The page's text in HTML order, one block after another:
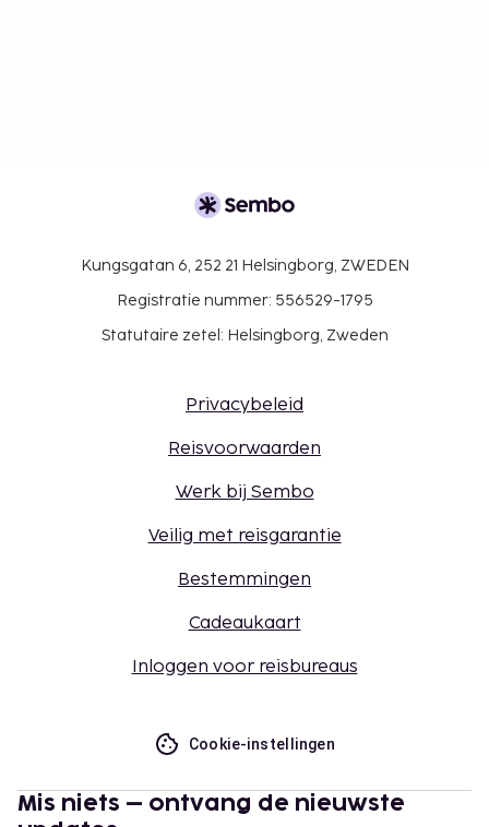
Kungsgatan 6, 252 21 Helsingborg, ZWEDEN
Registratie nummer: 556529-1795
Statutaire zetel: Helsingborg, Zweden
Privacybeleid
Reisvoorwaarden
Werk bij Sembo
Veilig met reisgarantie
Bestemmingen
Cadeaukaart
Inloggen voor reisbureaus
Cookie-instellingen
Mis niets – ontvang de nieuwste